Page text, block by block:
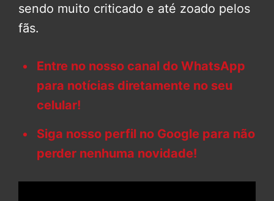
sendo muito criticado e até zoado pelos
fãs.
Entre no nosso canal do WhatsApp
para notícias diretamente no seu
celular!
Siga nosso perfil no Google para não
perder nenhuma novidade!